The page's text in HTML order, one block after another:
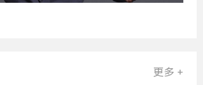
更多 +